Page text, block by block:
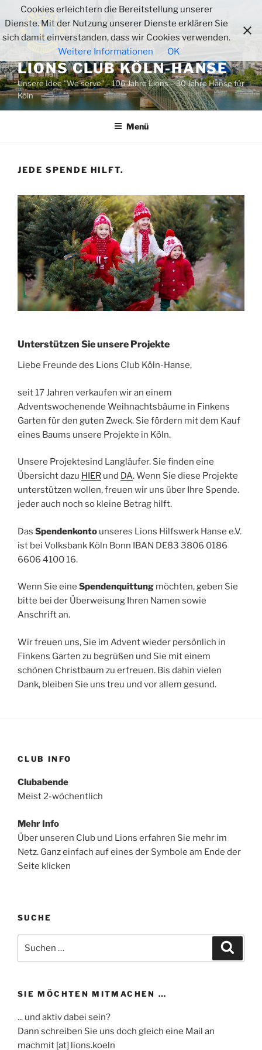
Inhalt
springen
LIONS CLUB KÖLN-HANSE
Unsere Idee "We serve" – 106 Jahre Lions – 30 Jahre Hanse für
Köln
Menü
JEDE SPENDE HILFT.
Unterstützen Sie unsere Projekte
Liebe Freunde des Lions Club Köln-Hanse,
seit 17 Jahren verkaufen wir an einem
Adventswochenende Weihnachtsbäume in Finkens
Garten für den guten Zweck. Sie fördern mit dem Kauf
eines Baums unsere Projekte in Köln.
Unsere Projektesind Langläufer. Sie finden eine
Übersicht dazu HIER und DA. Wenn Sie diese Projekte
unterstützen wollen, freuen wir uns über Ihre Spende.
jeder auch noch so kleine Betrag hilft.
Das Spendenkonto unseres Lions Hilfswerk Hanse e.V.
ist bei Volksbank Köln Bonn IBAN DE83 3806 0186
6606 4100 16.
Wenn Sie eine Spendenquittung möchten, geben Sie
bitte bei der Überweisung Ihren Namen sowie
Anschrift an.
Wir freuen uns, Sie im Advent wieder persönlich in
Finkens Garten zu begrüßen und Sie mit einem
schönen Christbaum zu erfreuen. Bis dahin vielen
Dank, bleiben Sie uns treu und vor allem gesund.
CLUB INFO
Clubabende
Meist 2-wöchentlich
Mehr Info
Über unseren Club und Lions erfahren Sie mehr im
Netz. Ganz einfach auf eines der Symbole am Ende der
Seite klicken
SUCHE
nach:
SIE MÖCHTEN MITMACHEN …
... und aktiv dabei sein?
Dann schreiben Sie uns doch gleich eine Mail an
machmit [at] lions.koeln
Cookies erleichtern die Bereitstellung unserer
Dienste. Mit der Nutzung unserer Dienste erklären Sie
sich damit einverstanden, dass wir Cookies verwenden.
Weitere Informationen
OK